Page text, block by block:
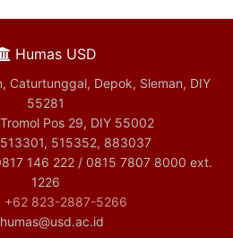
Humas USD
Caturtunggal, Depok, Sleman, DIY
55281
Pos 29, DIY 55002
515352, 883037
146 222 / 0815 7807 8000 ext.
1226
+62 823-2887-5266
humas@usd.ac.id